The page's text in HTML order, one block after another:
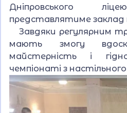
Дніпровського
представлятиме заклад
Завдяки регулярним
мають змогу
майстерність і
чемпіонаті з